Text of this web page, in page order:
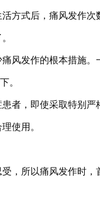
方式后，痛风发作
风发作的根本措施
。
者，即使采取特别
使用。
，所以痛风发作时